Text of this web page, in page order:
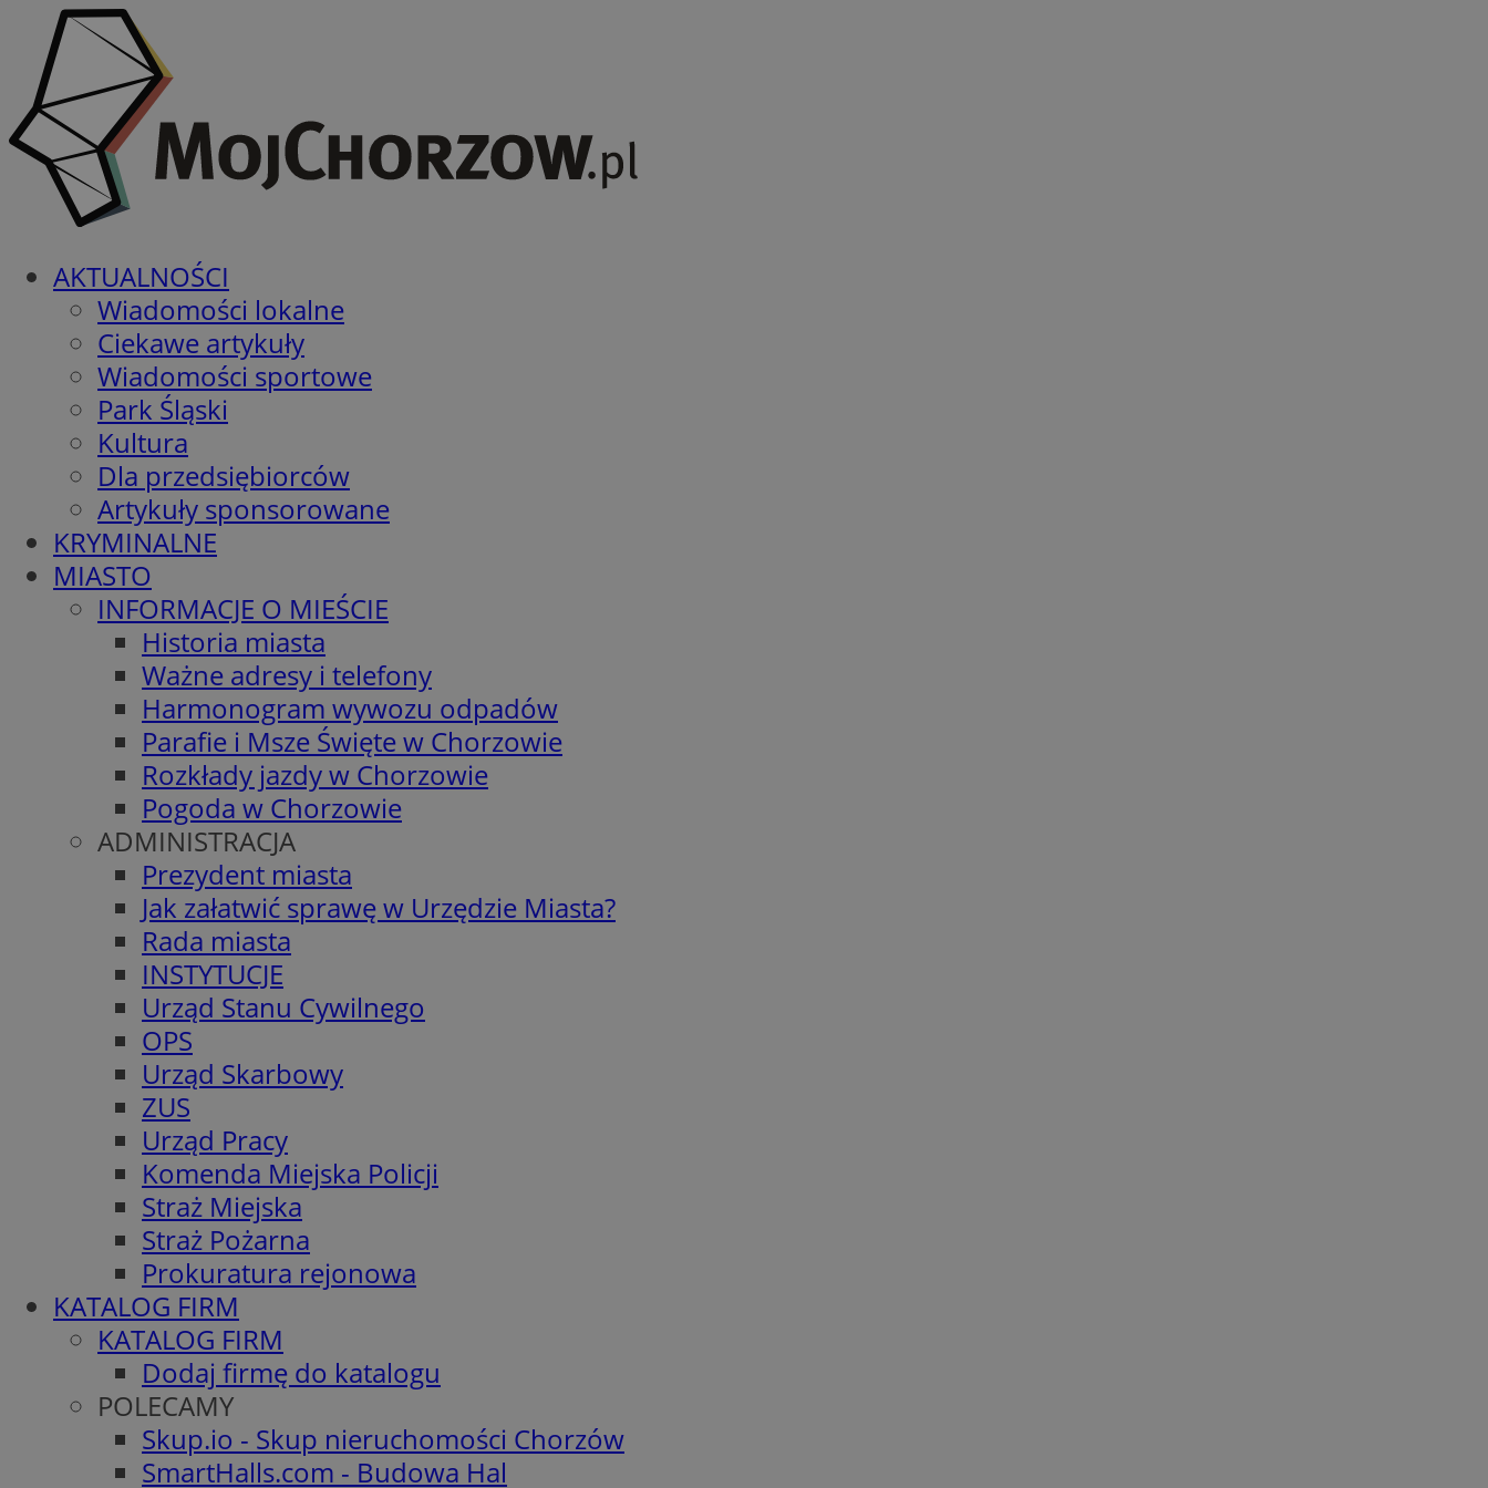
AKTUALNOŚCI
Wiadomości lokalne
Ciekawe artykuły
Wiadomości sportowe
Park Śląski
Kultura
Dla przedsiębiorców
Artykuły sponsorowane
KRYMINALNE
MIASTO
INFORMACJE O MIEŚCIE
Historia miasta
Ważne adresy i telefony
Harmonogram wywozu odpadów
Parafie i Msze Święte w Chorzowie
Rozkłady jazdy w Chorzowie
Pogoda w Chorzowie
ADMINISTRACJA
Prezydent miasta
Jak załatwić sprawę w Urzędzie Miasta?
Rada miasta
INSTYTUCJE
Urząd Stanu Cywilnego
OPS
Urząd Skarbowy
ZUS
Urząd Pracy
Komenda Miejska Policji
Straż Miejska
Straż Pożarna
Prokuratura rejonowa
KATALOG FIRM
KATALOG FIRM
Dodaj firmę do katalogu
POLECAMY
Skup.io - Skup nieruchomości Chorzów
SmartHalls.com - Budowa Hal